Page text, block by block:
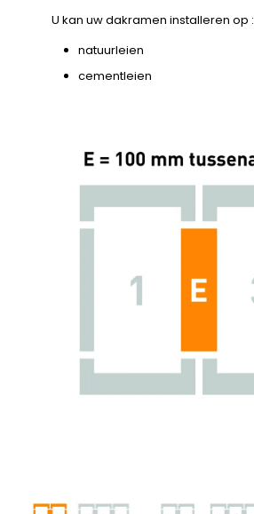
U kan uw dakramen installeren op :
natuurleien
cementleien